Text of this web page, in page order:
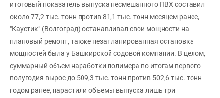
итоговый показатель выпуска несмешанного ПВХ составил
около 77,2 тыс. тонн против 81,1 тыс. тонн месяцем ранее,
"Каустик" (Волгоград) останавливал свои мощности на
плановый ремонт, также незапланированная остановка
мощностей была у Башкирской содовой компании. В целом,
суммарный объем наработки полимера по итогам первого
полугодия вырос до 509,3 тыс. тонн против 502,6 тыс. тонн
годом ранее, нарастили объемы выпуска лишь три